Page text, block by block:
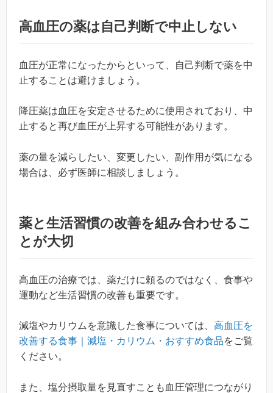
高血圧の薬は自己判断で中止しない
血圧が正常になったからといって、自己判断で薬を中
止することは避けましょう。
降圧薬は血圧を安定させるために使用されており、中
止すると再び血圧が上昇する可能性があります。
薬の量を減らしたい、変更したい、副作用が気になる
場合は、必ず医師に相談しましょう。
薬と生活習慣の改善を組み合わせるこ
とが大切
高血圧の治療では、薬だけに頼るのではなく、食事や
運動など生活習慣の改善も重要です。
減塩やカリウムを意識した食事については、 高血圧を
改善する食事｜減塩・カリウム・おすすめ食品をご覧
ください。
また、塩分摂取量を見直すことも血圧管理につながり